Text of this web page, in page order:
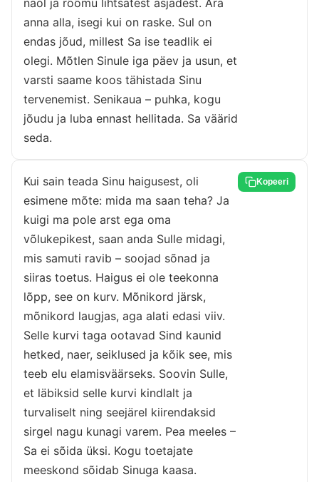
näol ja rõõmu lihtsatest asjadest. Ära
anna alla, isegi kui on raske. Sul on
endas jõud, millest Sa ise teadlik ei
olegi. Mõtlen Sinule iga päev ja usun, et
varsti saame koos tähistada Sinu
tervenemist. Senikaua – puhka, kogu
jõudu ja luba ennast hellitada. Sa väärid
seda.
Kui sain teada Sinu haigusest, oli
esimene mõte: mida ma saan teha? Ja
kuigi ma pole arst ega oma
võlukepikest, saan anda Sulle midagi,
mis samuti ravib – soojad sõnad ja
siiras toetus. Haigus ei ole teekonna
lõpp, see on kurv. Mõnikord järsk,
mõnikord laugjas, aga alati edasi viiv.
Selle kurvi taga ootavad Sind kaunid
hetked, naer, seiklused ja kõik see, mis
teeb elu elamisväärseks. Soovin Sulle,
et läbiksid selle kurvi kindlalt ja
turvaliselt ning seejärel kiirendaksid
sirgel nagu kunagi varem. Pea meeles –
Sa ei sõida üksi. Kogu toetajate
meeskond sõidab Sinuga kaasa.
Kopeeri